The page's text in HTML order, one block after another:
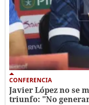
CONFERENCIA
Javier López no se
triunfo: "No